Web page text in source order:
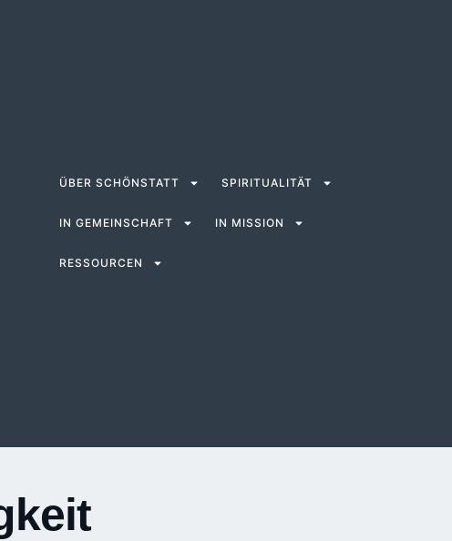
ÜBER SCHÖNSTATT SPIRITUALITÄT
IN GEMEINSCHAFT IN MISSION
RESSOURCEN